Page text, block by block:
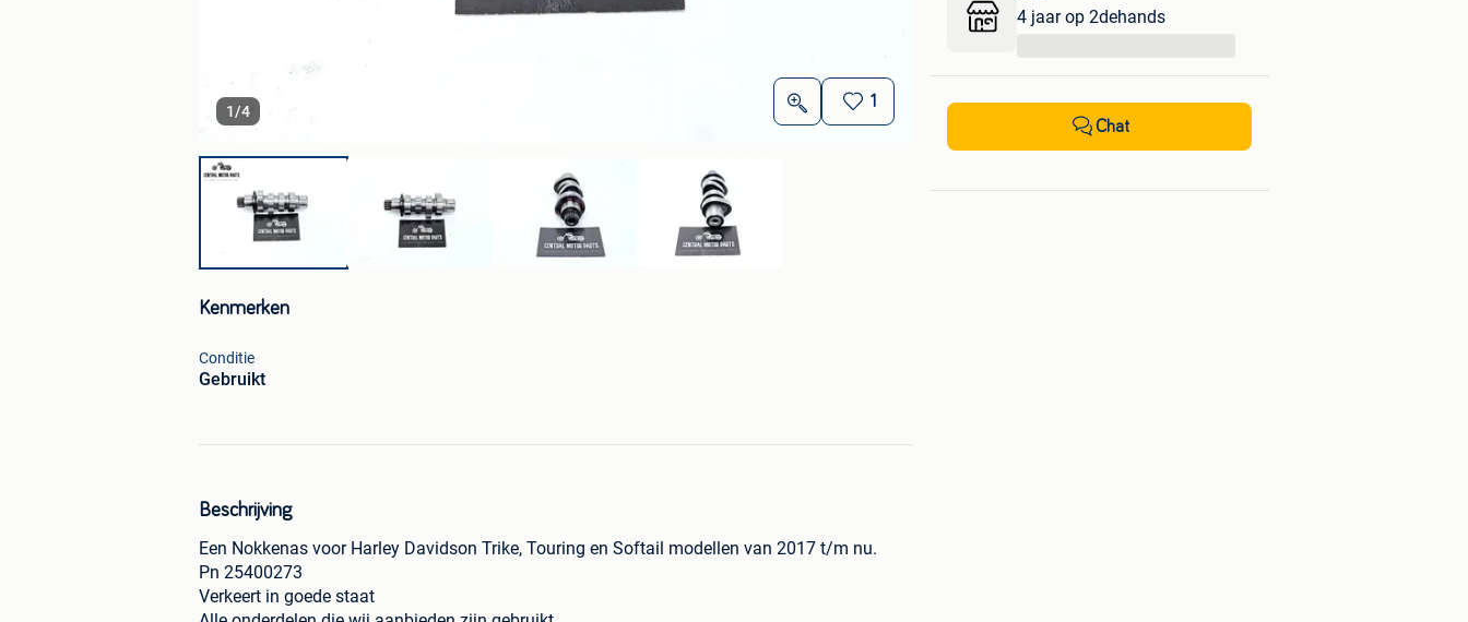
1/4
1
Kenmerken
Conditie
Gebruikt
Beschrijving
Een Nokkenas voor Harley Davidson Trike, Touring en Softail modellen van 2017 t/m nu.
Pn 25400273
Verkeert in goede staat
4 jaar op 2dehands
Chat